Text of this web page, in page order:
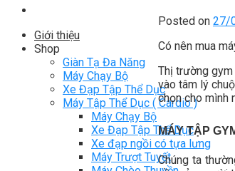
Giới thiệu
Shop
Giàn Tạ Đa Năng
Máy Chạy Bộ
Xe Đạp Tập Thể Dục
Máy Tập Thể Dục ( Cardio )
Máy Chạy Bộ
Xe Đạp Tập Thể Dục
Xe đạp ngồi có tựa lưng
Máy Trượt Tuyết
Posted on 27/
Có nên mua
Thị trường
vào tâm lý
chọn cho mình
MÁY TẬP
Chúng ta